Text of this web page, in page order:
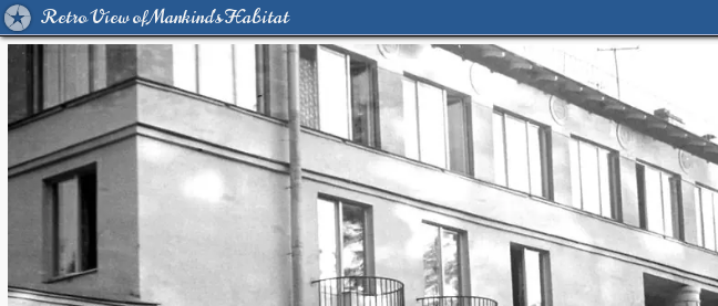
Retro View of Mankind's Habitat